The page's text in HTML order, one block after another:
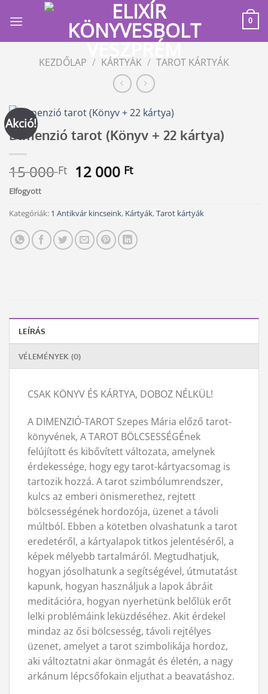
0
KEZDŐLAP / KÁRTYÁK / TAROT KÁRTYÁK
Akció!
Dimenzió tarot (Könyv + 22 kártya)
15 000Ft Original
15
000 Ft.
12 000 FtCurrent
12
000 Ft.
Elfogyott
Kategóriák: 1 Antikvár kincseink, Kártyák,Tarot kártyák
LEÍRÁS
VÉLEMÉNYEK (0)
CSAK KÖNYV ÉS KÁRTYA, DOBOZ NÉLKÜL!
A DIMENZIÓ-TAROT Szepes Mária előző tarot-
könyvének, A TAROT BÖLCSESSÉGÉnek
felújított és kibővített változata, amelynek
érdekessége, hogy egy tarot-kártyacsomag is
tartozik hozzá. A tarot szimbólumrendszer,
kulcs az emberi önismerethez, rejtett
bölcsességének hordozója, üzenet a távoli
múltból. Ebben a kötetben olvashatunk a tarot
eredetéről, a kártyalapok titkos jelentéséről, a
képek mélyebb tartalmáról. Megtudhatjuk,
hogyan jósolhatunk a segítségével, útmutatást
kapunk, hogyan használjuk a lapok ábráit
meditációra, hogyan nyerhetünk belőlük erőt
lelki problémáink leküzdéséhez. Akit érdekel
mindaz az ősi bölcsesség, távoli rejtélyes
üzenet, amelyet a tarot szimbolikája hordoz,
aki változtatni akar önmagát és életén, a nagy
arkánum lépcsőfokain eljuthat a beavatáshoz.